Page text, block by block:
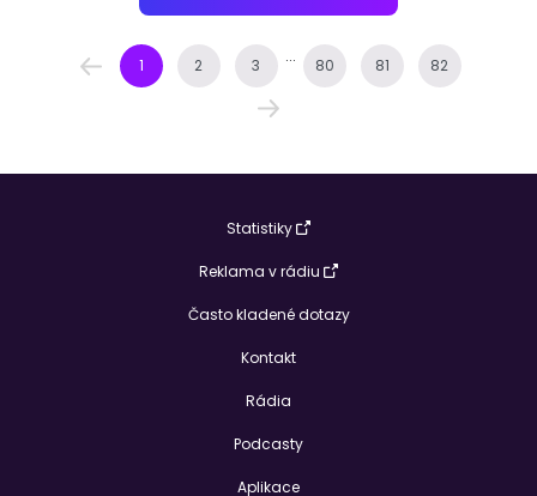
1 2 3 ... 80 81 82
Statistiky
Reklama v rádiu
Často kladené dotazy
Kontakt
Rádia
Podcasty
Aplikace